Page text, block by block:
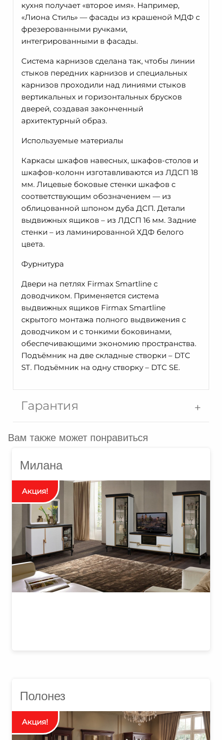
кухня получает «второе имя». Например,
«Лиона Стиль» — фасады из крашеной МДФ с
фрезерованными ручками,
интегрированными в фасады.
Система карнизов сделана так, чтобы линии
стыков передних карнизов и специальных
карнизов проходили над линиями стыков
вертикальных и горизонтальных брусков
дверей, создавая законченный
архитектурный образ.
Используемые материалы
Каркасы шкафов навесных, шкафов-столов и
шкафов-колонн изготавливаются из ЛДСП 18
мм. Лицевые боковые стенки шкафов с
соответствующим обозначением — из
облицованной шпоном дуба ДСП. Детали
выдвижных ящиков – из ЛДСП 16 мм. Задние
стенки – из ламинированной ХДФ белого
цвета.
Фурнитура
Двери на петлях Firmax Smartline с
доводчиком. Применяется система
выдвижных ящиков Firmax Smartline
скрытого монтажа полного выдвижения с
доводчиком и с тонкими боковинами,
обеспечивающими экономию пространства.
Подъёмник на две складные створки – DTC
ST. Подъёмник на одну створку – DTC SE.
Гарантия
Вам также может понравиться
Милана
Полонез